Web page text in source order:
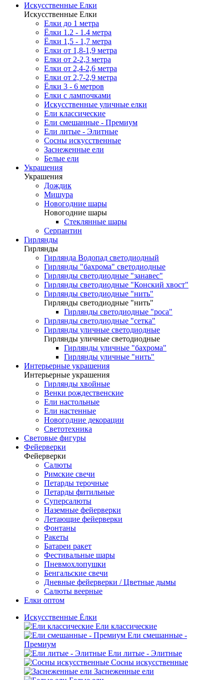
Искусственные Елки
Искусственные Елки
Елки до 1 метра
Ёлки 1.2 - 1.4 метра
Ёлки 1,5 - 1,7 метра
Елки от 1,8-1,9 метра
Елки от 2-2,3 метра
Елки от 2,4-2,6 метра
Елки от 2,7-2,9 метра
Ёлки 3 - 6 метров
Елки с лампочками
Искусственные уличные елки
Ели классические
Ели смешанные - Премиум
Ели литые - Элитные
Сосны искусственные
Заснеженные ели
Белые ели
Украшения
Украшения
Дождик
Мишура
Новогодние шары
Новогодние шары
Стеклянные шары
Серпантин
Гирлянды
Гирлянды
Гирлянда Водопад светодиодный
Гирлянды "бахрома" светодиодные
Гирлянды светодиодные "занавес"
Гирлянды светодиодные "Конский хвост"
Гирлянды светодиодные "нить"
Гирлянды светодиодные "нить"
Гирлянды светодиодные "роса"
Гирлянды светодиодные "сетка"
Гирлянды уличные светодиодные
Гирлянды уличные светодиодные
Гирлянды уличные "бахрома"
Гирлянды уличные "нить"
Интерьерные украшения
Интерьерные украшения
Гирлянды хвойные
Венки рождественские
Ели настольные
Ели настенные
Новогодние декорации
Светотехника
Световые фигуры
Фейерверки
Фейерверки
Салюты
Римские свечи
Петарды терочные
Петарды фитильные
Суперсалюты
Наземные фейерверки
Летающие фейерверки
Фонтаны
Ракеты
Батареи ракет
Фестивальные шары
Пневмохлопушки
Бенгальские свечи
Дневные фейерверки / Цветные дымы
Салюты веерные
Елки оптом
Искусственные Ёлки
Ели классические
Ели смешанные -
Премиум
Ели литые - Элитные
Сосны искусственные
Заснеженные ели